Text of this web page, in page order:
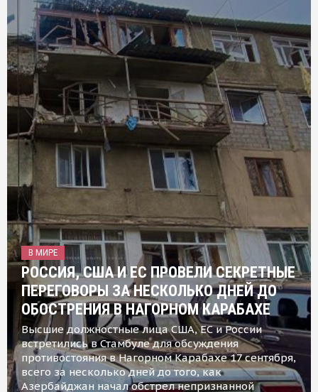
В МИРЕ
РОССИЯ, США И ЕС ПРОВЕЛИ СЕКРЕТНЫЕ
ПЕРЕГОВОРЫ ЗА НЕСКОЛЬКО ДНЕЙ ДО
ОБОСТРЕНИЯ В НАГОРНОМ КАРАБАХЕ
Высшие должностные лица США, ЕС и России
встретились в Стамбуле для обсуждения
противостояния в Нагорном Карабахе 17 сентября,
всего за несколько дней до того, как
Азербайджан начал обстрел непризнанной